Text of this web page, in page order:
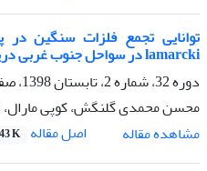
lamarcki در سواحل جنوب غربی دریای خزر، استان گیلان
دوره 32، شماره 2، تابستان 1398، صفحه
محسن محمدی گلنگش، کوپی مارال،
مشاهده مقاله
اصل مقاله K